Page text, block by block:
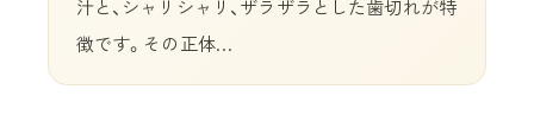
汁と、シャリシャリ、ザラザラとした歯切れが特
徴です。その正体…